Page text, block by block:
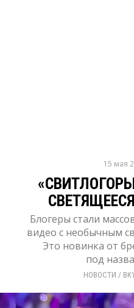
15 мая
Блогеры стали
видео с необычным
Это новинка от
под
НОВОСТИ /